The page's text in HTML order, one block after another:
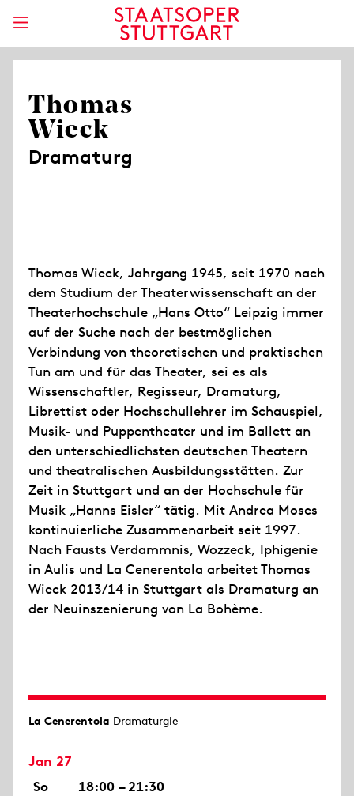
Thomas
Wieck
Dramaturg
Thomas Wieck, Jahrgang 1945, seit 1970 nach
dem Studium der Theaterwissenschaft an der
Theaterhochschule „Hans Otto“ Leipzig immer
auf der Suche nach der bestmöglichen
Verbindung von theoretischen und praktischen
Tun am und für das Theater, sei es als
Wissenschaftler, Regisseur, Dramaturg,
Librettist oder Hochschullehrer im Schauspiel,
Musik- und Puppentheater und im Ballett an
den unterschiedlichsten deutschen Theatern
und theatralischen Ausbildungsstätten. Zur
Zeit in Stuttgart und an der Hochschule für
Musik „Hanns Eisler“ tätig. Mit Andrea Moses
kontinuierliche Zusammenarbeit seit 1997.
Nach Fausts Verdammnis, Wozzeck, Iphigenie
in Aulis und La Cenerentola arbeitet Thomas
Wieck 2013/14 in Stuttgart als Dramaturg an
der Neuinszenierung von La Bohème.
La Cenerentola Dramaturgie
Jan 27
So
18:00 – 21:30